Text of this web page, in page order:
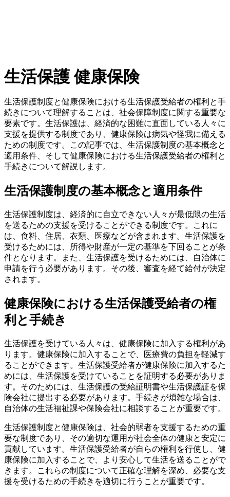
生活保護 健康保険
生活保護制度と健康保険における生活保護受給者の権利と手
続きについて理解することは、社会保障制度に関する重要な
要素です。生活保護は、経済的な困難に直面している人々に
支援を提供する制度であり、健康保険は病気や怪我に備える
ための制度です。この記事では、生活保護制度の基本概念と
適用条件、そして健康保険における生活保護受給者の権利と
手続きについて解説します。
生活保護制度の基本概念と適用条件
生活保護制度は、経済的に自立できない人々が最低限の生活
を送るための支援を受けることができる制度です。これに
は、食料、住居、衣類、医療などが含まれます。生活保護を
受けるためには、所得や財産が一定の基準を下回ることが条
件となります。また、生活保護を受けるためには、自治体に
申請を行う必要があります。その後、審査を経て給付が決定
されます。
健康保険における生活保護受給者の権
利と手続き
生活保護を受けている人々は、健康保険に加入する権利があ
ります。健康保険に加入することで、医療費の負担を軽減す
ることができます。生活保護受給者が健康保険に加入するた
めには、生活保護を受けていることを証明する必要がありま
す。そのためには、生活保護の受給証明書や生活保護証を保
険会社に提出する必要があります。手続きが煩雑な場合は、
自治体の生活福祉課や保険会社に相談することが重要です。
生活保護制度と健康保険は、社会的弱者を支援するための重
要な制度であり、その適切な運用が社会全体の健康と安定に
貢献しています。生活保護受給者が自らの権利を行使し、健
康保険に加入することで、より安心して生活を送ることがで
きます。これらの制度について正確な理解を深め、必要な支
援を受けるための手続きを適切に行うことが重要です。